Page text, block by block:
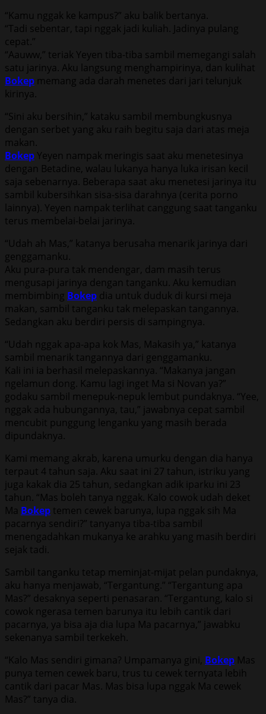
“Kamu nggak ke kampus?” aku balik bertanya.
“Tadi sebentar, tapi nggak jadi kuliah. Jadinya pulang
cepat.”
“Aauww,” teriak Yeyen tiba-tiba sambil memegangi salah
satu jarinya. Aku langsung menghampirinya, dan kulihat
Bokep memang ada darah menetes dari jari telunjuk
kirinya.
“Sini aku bersihin,” kataku sambil membungkusnya
dengan serbet yang aku raih begitu saja dari atas meja
makan.
Bokep Yeyen nampak meringis saat aku menetesinya
dengan Betadine, walau lukanya hanya luka irisan kecil
saja sebenarnya. Beberapa saat aku menetesi jarinya itu
sambil kubersihkan sisa-sisa darahnya (cerita porno
lainnya). Yeyen nampak terlihat canggung saat tanganku
terus membelai-belai jarinya.
“Udah ah Mas,” katanya berusaha menarik jarinya dari
genggamanku.
Aku pura-pura tak mendengar, dam masih terus
mengusapi jarinya dengan tanganku. Aku kemudian
membimbing Bokep dia untuk duduk di kursi meja
makan, sambil tanganku tak melepaskan tangannya.
Sedangkan aku berdiri persis di sampingnya.
“Udah nggak apa-apa kok Mas, Makasih ya,” katanya
sambil menarik tangannya dari genggamanku.
Kali ini ia berhasil melepaskannya. “Makanya jangan
ngelamun dong. Kamu lagi inget Ma si Novan ya?”
godaku sambil menepuk-nepuk lembut pundaknya. “Yee,
nggak ada hubungannya, tau,” jawabnya cepat sambil
mencubit punggung lenganku yang masih berada
dipundaknya.
Kami memang akrab, karena umurku dengan dia hanya
terpaut 4 tahun saja. Aku saat ini 27 tahun, istriku yang
juga kakak dia 25 tahun, sedangkan adik iparku ini 23
tahun. “Mas boleh tanya nggak. Kalo cowok udah deket
Ma Bokep temen cewek barunya, lupa nggak sih Ma
pacarnya sendiri?” tanyanya tiba-tiba sambil
menengadahkan mukanya ke arahku yang masih berdiri
sejak tadi.
Sambil tanganku tetap meminjat-mijat pelan pundaknya,
aku hanya menjawab, “Tergantung.” “Tergantung apa
Mas?” desaknya seperti penasaran. “Tergantung, kalo si
cowok ngerasa temen barunya itu lebih cantik dari
pacarnya, ya bisa aja dia lupa Ma pacarnya,” jawabku
sekenanya sambil terkekeh.
“Kalo Mas sendiri gimana? Umpamanya gini, Bokep Mas
punya temen cewek baru, trus tu cewek ternyata lebih
cantik dari pacar Mas. Mas bisa lupa nggak Ma cewek
Mas?” tanya dia.